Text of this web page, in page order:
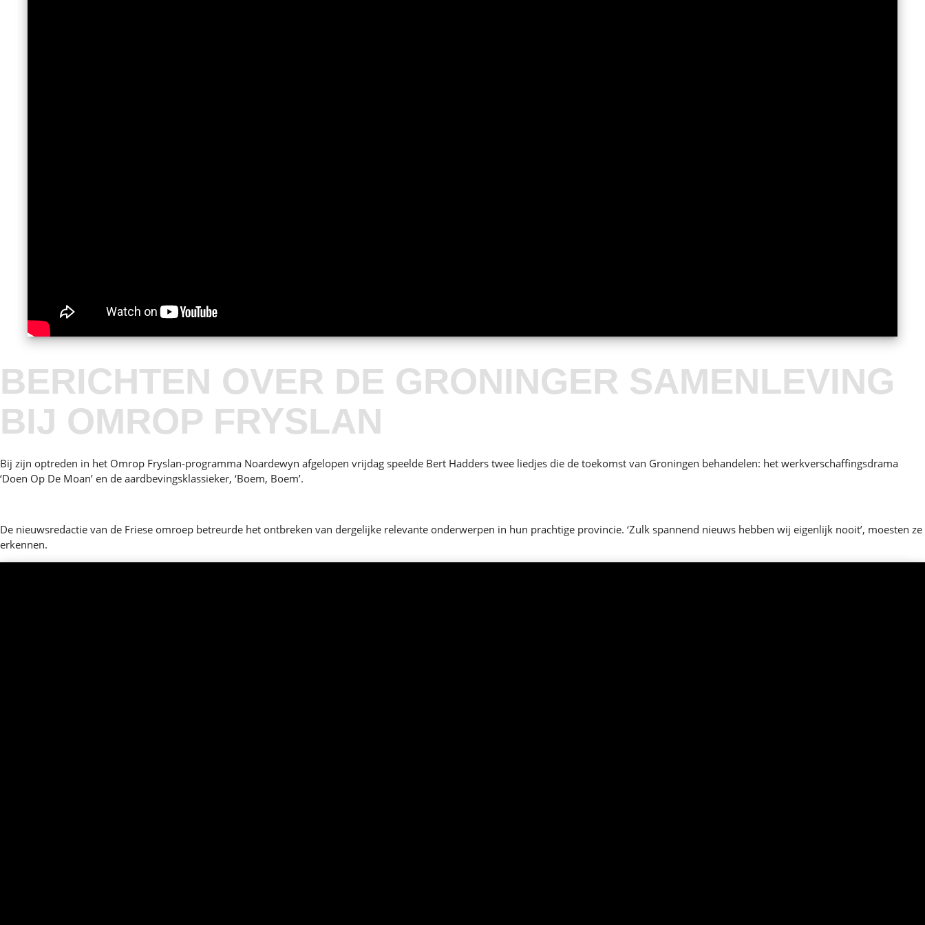
BERICHTEN OVER DE GRONINGER SAMENLEVING
BIJ OMROP FRYSLAN
Bij zijn optreden in het Omrop Fryslan-programma Noardewyn afgelopen vrijdag speelde Bert Hadders twee liedjes die de toekomst van Groningen behandelen: het werkverschaffingsdrama
‘Doen Op De Moan’ en de aardbevingsklassieker, ‘Boem, Boem’.
De nieuwsredactie van de Friese omroep betreurde het ontbreken van dergelijke relevante onderwerpen in hun prachtige provincie. ‘Zulk spannend nieuws hebben wij eigenlijk nooit’, moesten ze
erkennen.